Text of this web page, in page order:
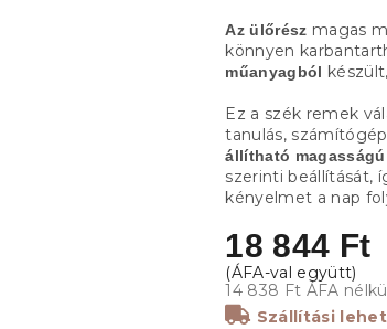
18 844 Ft
14 838 Ft ÁFA
Szállítási
Az ülőrész magas
könnyen
műanyagból
Ez a szék remek
tanulás,
állítható
szerinti beállítását,
kényelmet a nap